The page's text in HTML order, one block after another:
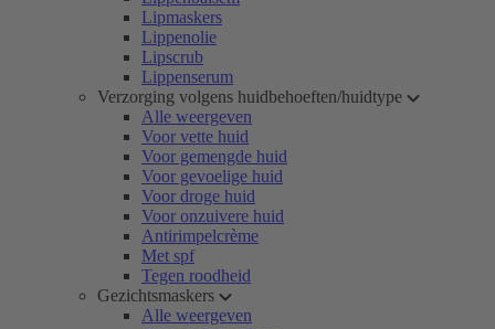
Lipmaskers
Lippenolie
Lipscrub
Lippenserum
Verzorging volgens huidbehoeften/huidtype
Alle weergeven
Voor vette huid
Voor gemengde huid
Voor gevoelige huid
Voor droge huid
Voor onzuivere huid
Antirimpelcrème
Met spf
Tegen roodheid
Gezichtsmaskers
Alle weergeven